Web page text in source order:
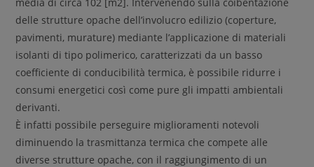
delle strutture opache dell’involucro edilizio (coperture,
pavimenti, murature) mediante l’applicazione di materiali
isolanti di tipo polimerico, caratterizzati da un basso
coefficiente di conducibilità termica, è possibile ridurre i
consumi energetici così come pure gli impatti ambientali
derivanti.
È infatti possibile perseguire miglioramenti notevoli
diminuendo la trasmittanza termica che compete alle
diverse strutture opache, con il raggiungimento di un